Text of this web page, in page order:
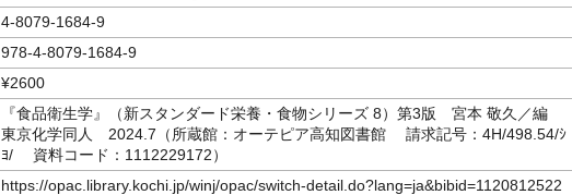
4-8079-1684-9
978-4-8079-1684-9
¥2600
『食品衛生学』（新スタンダード栄養・食物シリーズ 8）第3版 宮本 敬久／編
東京化学同人 2024.7（所蔵館：オーテピア高知図書館 請求記号：4H/498.54/ｼ
ﾖ/ 資料コード：1112229172）
https://opac.library.kochi.jp/winj/opac/switch-detail.do?lang=ja&bibid=1120812522